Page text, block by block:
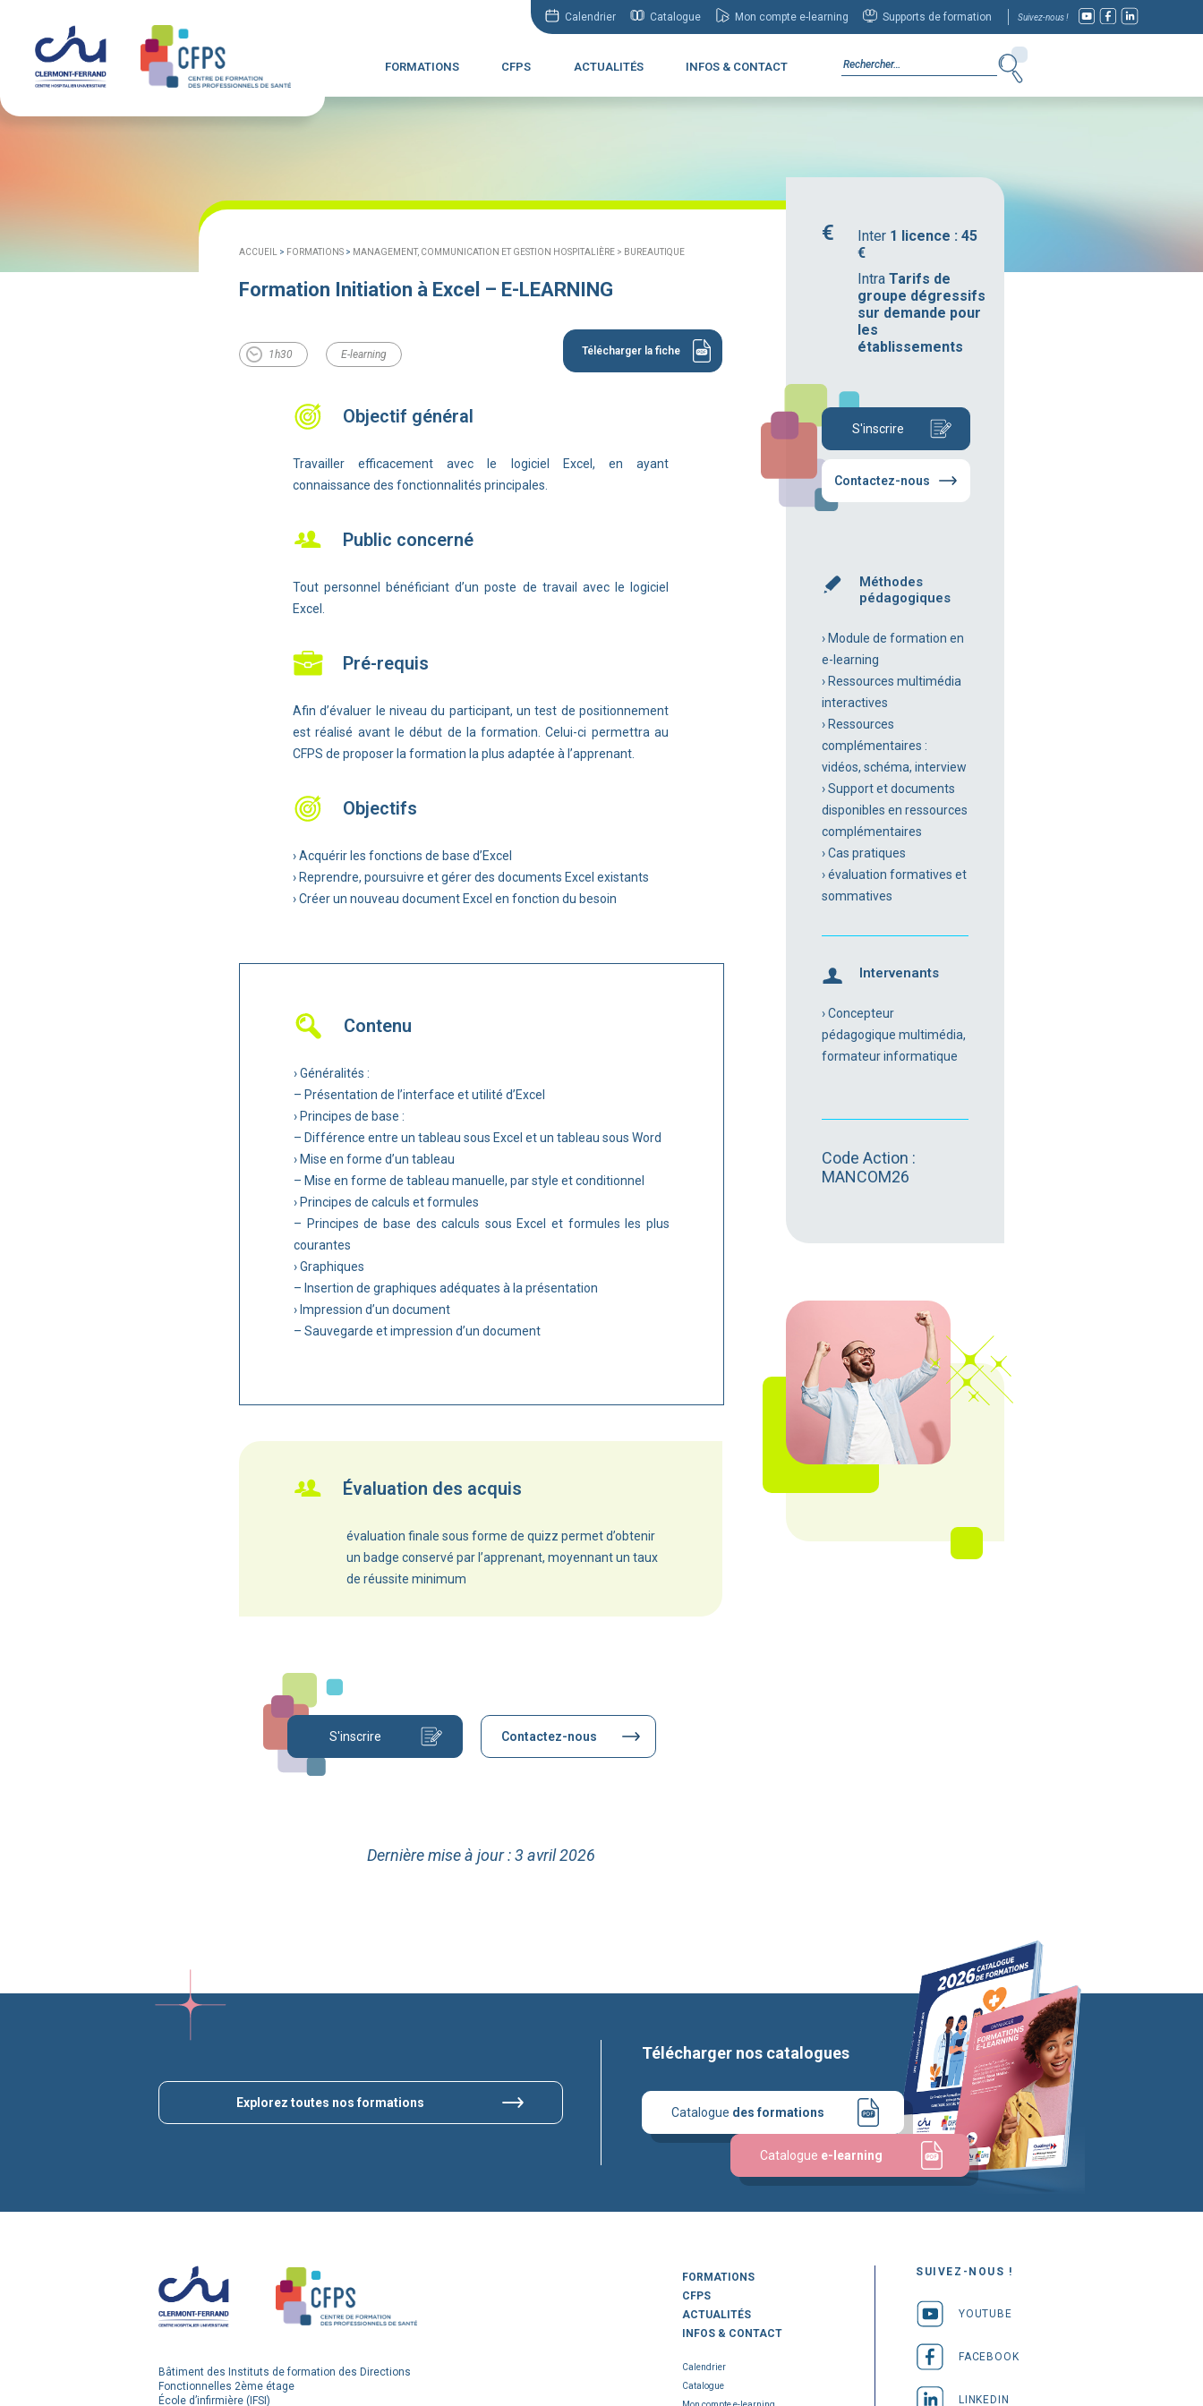
Calendrier Catalogue Mon compte e-learning Supports de formation Suivez-nous !
FORMATIONS CFPS ACTUALITÉS INFOS & CONTACT
ACCUEIL > FORMATIONS > MANAGEMENT, COMMUNICATION ET GESTION HOSPITALIÈRE > BUREAUTIQUE
Formation Initiation à Excel – E-LEARNING
1h30 E-learning Télécharger la fiche
Objectif général
Travailler efficacement avec le logiciel Excel, en ayant
connaissance des fonctionnalités principales.
Public concerné
Tout personnel bénéficiant d’un poste de travail avec le logiciel
Excel.
Pré-requis
Afin d’évaluer le niveau du participant, un test de positionnement
est réalisé avant le début de la formation. Celui-ci permettra au
CFPS de proposer la formation la plus adaptée à l’apprenant.
Objectifs
› Acquérir les fonctions de base d’Excel
› Reprendre, poursuivre et gérer des documents Excel existants
› Créer un nouveau document Excel en fonction du besoin
Contenu
› Généralités :
– Présentation de l’interface et utilité d’Excel
› Principes de base :
– Différence entre un tableau sous Excel et un tableau sous Word
› Mise en forme d’un tableau
– Mise en forme de tableau manuelle, par style et conditionnel
› Principes de calculs et formules
– Principes de base des calculs sous Excel et formules les plus
courantes
› Graphiques
– Insertion de graphiques adéquates à la présentation
› Impression d’un document
– Sauvegarde et impression d’un document
Évaluation des acquis
évaluation finale sous forme de quizz permet d’obtenir
un badge conservé par l’apprenant, moyennant un taux
de réussite minimum
S'inscrire Contactez-nous
Dernière mise à jour : 3 avril 2026
Inter 1 licence : 45
€
Intra Tarifs de
groupe dégressifs
sur demande pour
les
établissements
S'inscrire
Contactez-nous
Méthodes
pédagogiques
› Module de formation en
e-learning
› Ressources multimédia
interactives
› Ressources
complémentaires :
vidéos, schéma, interview
› Support et documents
disponibles en ressources
complémentaires
› Cas pratiques
› évaluation formatives et
sommatives
Intervenants
› Concepteur
pédagogique multimédia,
formateur informatique
Code Action :
MANCOM26
Explorez toutes nos formations
Télécharger nos catalogues
Catalogue des formations
Catalogue e-learning
Bâtiment des Instituts de formation des Directions
Fonctionnelles 2ème étage
École d’infirmière (IFSI)
FORMATIONS
CFPS
ACTUALITÉS
INFOS & CONTACT
Calendrier
Catalogue
SUIVEZ-NOUS !
YOUTUBE
FACEBOOK
LINKEDIN